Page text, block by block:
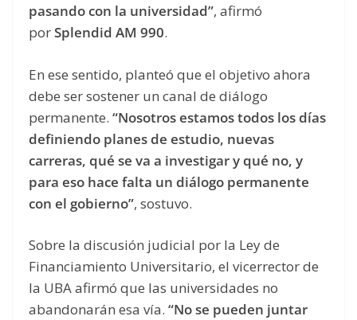
pasando con la universidad”, afirmó
porSplendid AM 990.
En ese sentido, planteó que el objetivo ahora
debe ser sostener un canal de diálogo
permanente. “Nosotros estamos todos los días
definiendo planes de estudio, nuevas
carreras, qué se va a investigar y qué no, y
para eso hace falta un diálogo permanente
con el gobierno”, sostuvo.
Sobre la discusión judicial por la Ley de
Financiamiento Universitario, el vicerrector de
la UBA afirmó que las universidades no
abandonarán esa vía. “No se pueden juntar